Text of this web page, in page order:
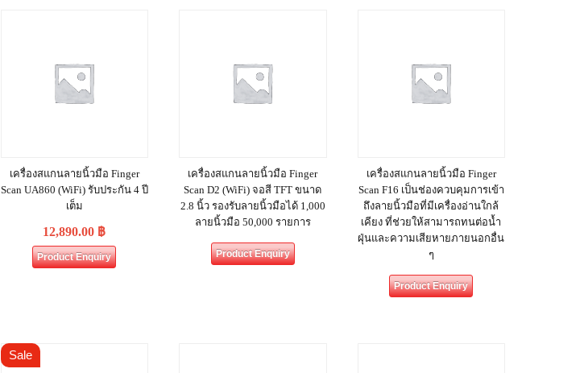
เครื่องสแกนลายนิ้วมือ Finger
Scan UA860 (WiFi) รับประกัน 4 ปี
เต็ม
12,890.00 ฿
Product Enquiry
เครื่องสแกนลายนิ้วมือ Finger
Scan D2 (WiFi) จอสี TFT ขนาด
2.8 นิ้ว รองรับลายนิ้วมือได้ 1,000
ลายนิ้วมือ 50,000 รายการ
Product Enquiry
เครื่องสแกนลายนิ้วมือ Finger
Scan F16 เป็นช่องควบคุมการเข้า
ถึงลายนิ้วมือที่มีเครื่องอ่านใกล้
เคียง ที่ช่วยให้สามารถทนต่อน้ำ
ฝุ่นและความเสียหายภายนอกอื่น
ๆ
Product Enquiry
Sale